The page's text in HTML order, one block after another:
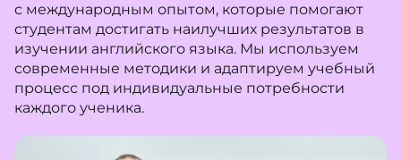
с международным опытом, которые помогают
студентам достигать наилучших результатов в
изучении английского языка. Мы используем
современные методики и адаптируем учебный
процесс под индивидуальные потребности
каждого ученика.